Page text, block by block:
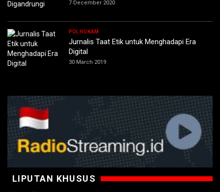
7 December 2020
POLHUKAM
Jurnalis Taat Etik untuk Menghadapi Era
Digital
30 March 2019
LIPUTAN KHUSUS